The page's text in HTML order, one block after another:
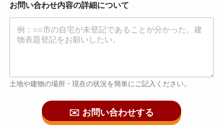
お問い合わせ内容の詳細について
土地や建物の場所・現在の状況を簡単にご記入ください。
✉️ お問い合わせする